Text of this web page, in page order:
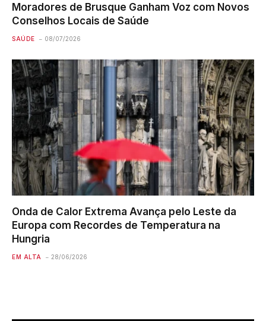
Moradores de Brusque Ganham Voz com Novos
Conselhos Locais de Saúde
SAÚDE 08/07/2026
Onda de Calor Extrema Avança pelo Leste da
Europa com Recordes de Temperatura na
Hungria
EM ALTA 28/06/2026